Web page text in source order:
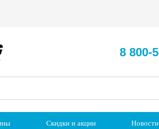
8 800-
Скидки и акции Новости